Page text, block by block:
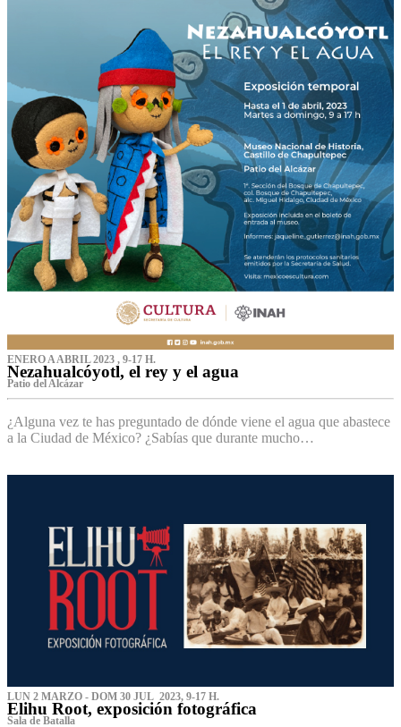
ENERO A ABRIL 2023 , 9-17 H.
Nezahualcóyotl, el rey y el agua
Patio del Alcázar
¿Alguna vez te has preguntado de dónde viene el agua que abastece
a la Ciudad de México? ¿Sabías que durante mucho…
LUN 2 MARZO - DOM 30 JUL 2023, 9-17 H.
Elihu Root, exposición fotográfica
Sala de Batalla